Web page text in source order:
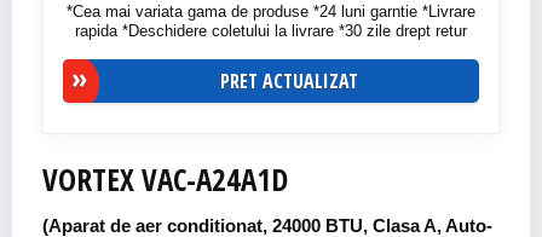
*Cea mai variata gama de produse *24 luni garntie *Livrare
rapida *Deschidere coletului la livrare *30 zile drept retur
PRET ACTUALIZAT
VORTEX VAC-A24A1D
(Aparat de aer conditionat, 24000 BTU, Clasa A, Auto-